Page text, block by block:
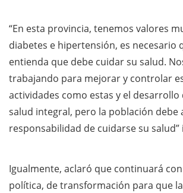
“En esta provincia, tenemos valores
diabetes e hipertensión, es necesario
entienda que debe cuidar su salud.
trabajando para mejorar y controlar
actividades como estas y el desarrollo
salud integral, pero la población debe
responsabilidad de cuidarse su salud”
Igualmente, aclaró que continuará
política, de transformación para que